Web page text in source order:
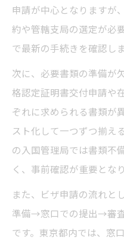
東京都でのビ
自力でビザ申
東京都でのビザ
専門家なしで
東京都のビザ
意
ビザ申請で東京
東京都でのビザ
申請が中心となりますが
約や管轄支局の選定が必
で最新の手続きを確認し
次に、必要書類の準備が
格認定証明書交付申請や
ぞれに求められる書類が
スト化して一つずつ揃え
の入国管理局では書類不
く、事前確認が重要となり
また、ビザ申請の流れと
準備→窓口での提出→審
です。東京都内では、窓